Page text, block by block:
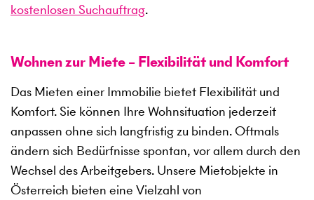
kostenlosen Suchauftrag.
Wohnen zur Miete – Flexibilität und Komfort
Das Mieten einer Immobilie bietet Flexibilität und
Komfort. Sie können Ihre Wohnsituation jederzeit
anpassen ohne sich langfristig zu binden. Oftmals
ändern sich Bedürfnisse spontan, vor allem durch den
Wechsel des Arbeitgebers. Unsere Mietobjekte in
Österreich bieten eine Vielzahl von